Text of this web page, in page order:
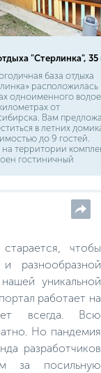
"Стерлинка", 35
база отдыха
расположилась
одноименного
от
Вам
в летних
до 9 гостей.
на территории
гостиничный
чтобы
разнообразной
уникальной
работает на
всегда. Всю
Но пандемия
разработчиков
за посильную